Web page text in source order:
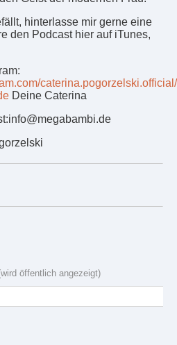
hinterlasse mir gerne eine
den Podcast hier auf iTunes,
caterina.pogorzelski.official/
Deine Caterina
öffentlich angezeigt)